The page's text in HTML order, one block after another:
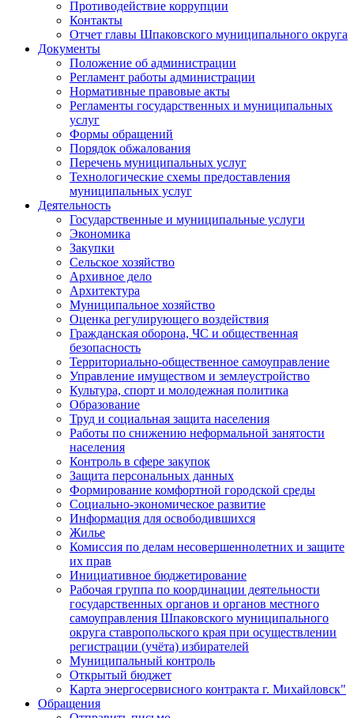
Противодействие коррупции
Контакты
Отчет главы Шпаковского муниципального округа
Документы
Положение об администрации
Регламент работы администрации
Нормативные правовые акты
Регламенты государственных и муниципальных
услуг
Формы обращений
Порядок обжалования
Перечень муниципальных услуг
Технологические схемы предоставления
муниципальных услуг
Деятельность
Государственные и муниципальные услуги
Экономика
Закупки
Сельское хозяйство
Архивное дело
Архитектура
Муниципальное хозяйство
Оценка регулирующего воздействия
Гражданская оборона, ЧС и общественная
безопасность
Территориально-общественное самоуправление
Управление имуществом и землеустройство
Культура, спорт и молодежная политика
Образование
Труд и социальная защита населения
Работы по снижению неформальной занятости
населения
Контроль в сфере закупок
Защита персональных данных
Формирование комфортной городской среды
Социально-экономическое развитие
Информация для освободившихся
Жилье
Комиссия по делам несовершеннолетних и защите
их прав
Инициативное бюджетирование
Рабочая группа по координации деятельности
государственных органов и органов местного
самоуправления Шпаковского муниципального
округа ставропольского края при осуществлении
регистрации (учёта) избирателей
Муниципальный контроль
Открытый бюджет
Карта энергосервисного контракта г. Михайловск"
Обращения